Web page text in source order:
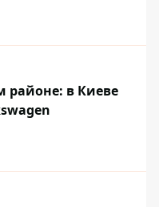
районе: в Киеве